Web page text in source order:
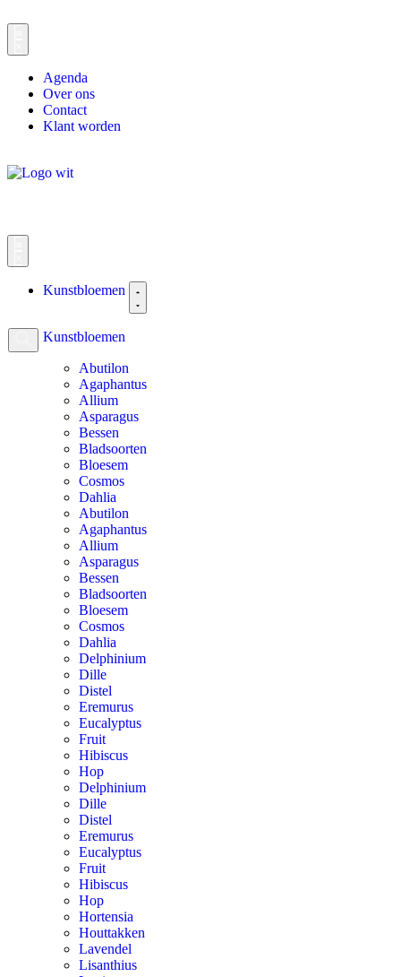
Agenda
Over ons
Contact
Klant worden
Kunstbloemen
Kunstbloemen
Abutilon
Agaphantus
Allium
Asparagus
Bessen
Bladsoorten
Bloesem
Cosmos
Dahlia
Abutilon
Agaphantus
Allium
Asparagus
Bessen
Bladsoorten
Bloesem
Cosmos
Dahlia
Delphinium
Dille
Distel
Eremurus
Eucalyptus
Fruit
Hibiscus
Hop
Delphinium
Dille
Distel
Eremurus
Eucalyptus
Fruit
Hibiscus
Hop
Hortensia
Houttakken
Lavendel
Lisanthius